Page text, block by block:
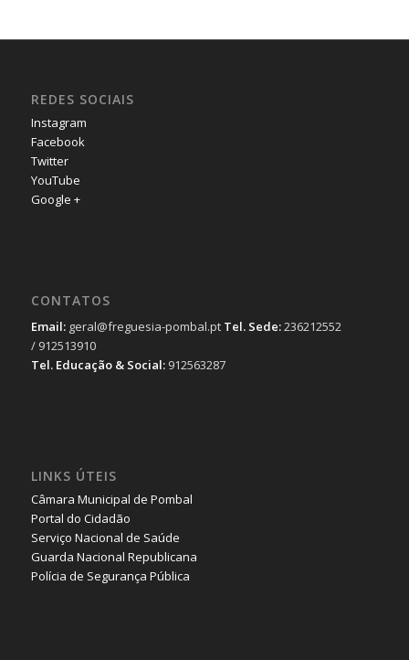
REDES SOCIAIS
Instagram
Facebook
Twitter
YouTube
Google +
CONTATOS
Email:geral@freguesia-pombal.pt Tel. Sede:236212552
/ 912513910
Tel. Educação & Social: 912563287
LINKS ÚTEIS
Câmara Municipal de Pombal
Portal do Cidadão
Serviço Nacional de Saúde
Guarda Nacional Republicana
Polícia de Segurança Pública